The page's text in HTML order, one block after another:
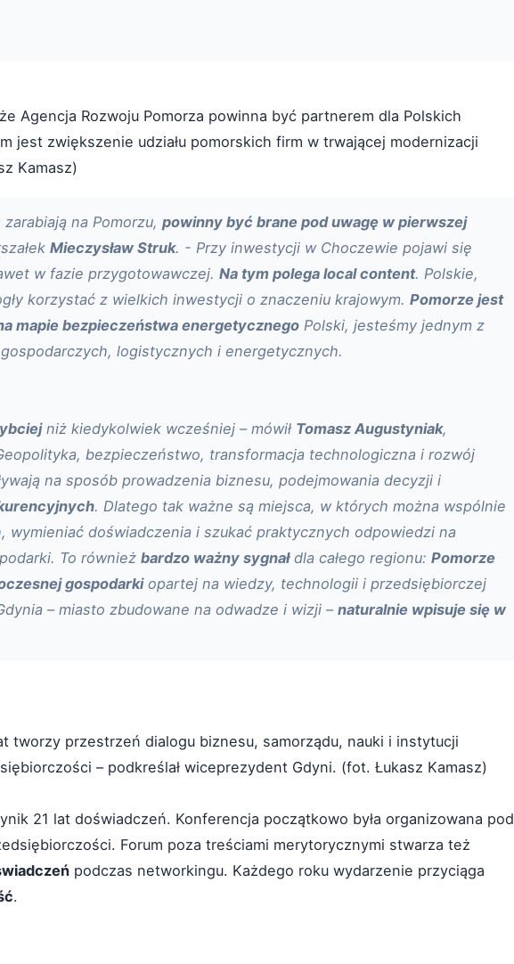
Agencja Rozwoju Pomorza powinna być partnerem dla Polskich
jest zwiększenie udziału pomorskich firm w trwającej modernizacji
Kamasz)
na Pomorzu, powinny być brane pod uwagę w pierwszej
Mieczysław Struk. - Przy inwestycji w Choczewie pojawi się
w fazie przygotowawczej. Na tym polega local content. Polskie,
korzystać z wielkich inwestycji o znaczeniu krajowym. Pomorze jest
mapie bezpieczeństwa energetycznego Polski, jesteśmy jednym z
logistycznych i energetycznych.
niż kiedykolwiek wcześniej – mówił Tomasz Augustyniak,
bezpieczeństwo, transformacja technologiczna i rozwój
na sposób prowadzenia biznesu, podejmowania decyzji i
. Dlatego tak ważne są miejsca, w których można wspólnie
wymieniać doświadczenia i szukać praktycznych odpowiedzi na
To również bardzo ważny sygnałdla całego regionu: Pomorze
gospodarkiopartej na wiedzy, technologii i przedsiębiorczej
– miasto zbudowane na odwadze i wizji – naturalnie wpisuje się w
tworzy przestrzeń dialogu biznesu, samorządu, nauki i instytucji
– podkreślał wiceprezydent Gdyni. (fot. Łukasz Kamasz)
21 lat doświadczeń. Konferencja początkowo była organizowana pod
Forum poza treściami merytorycznymi stwarza też
podczas networkingu. Każdego roku wydarzenie przyciąga
.